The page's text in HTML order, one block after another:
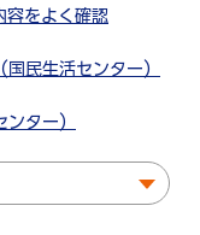
をよく確認
民生活センター）
ター）